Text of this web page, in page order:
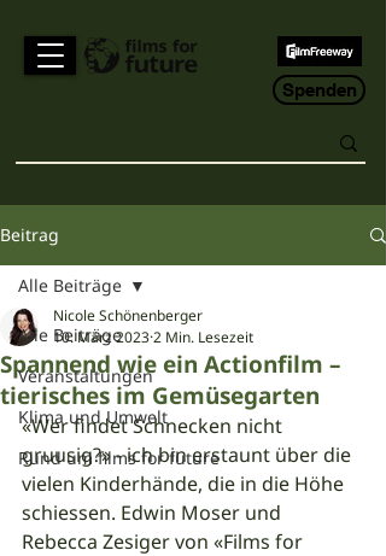
Spenden
Beitrag
Alle Beiträge
Veranstaltungen
Klima und Umwelt
Rund um films for future
Alle Beiträge
Spannend wie ein Actionfilm –
tierisches im Gemüsegarten
Nicole Schönenberger
10. März 20232 Min. Lesezeit
«Wer findet Schnecken nicht
gruusig?» - ich bin erstaunt über die
vielen Kinderhände, die in die Höhe
schiessen. Edwin Moser und
Rebecca Zesiger von «Films for